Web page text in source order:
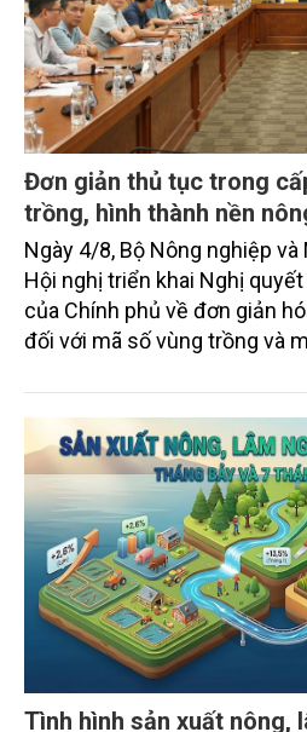
Đơn giản thủ tục trong
trồng, hình thành nền
Ngày 4/8, Bộ Nông nghiệp
Hội nghị triển khai Nghị
của Chính phủ về đơn giản
đối với mã số vùng trồng và
Tình hình sản xuất nông,